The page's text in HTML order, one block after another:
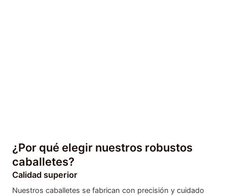
¿Por qué elegir nuestros robustos
caballetes?
Calidad superior
Nuestros caballetes se fabrican con precisión y cuidado